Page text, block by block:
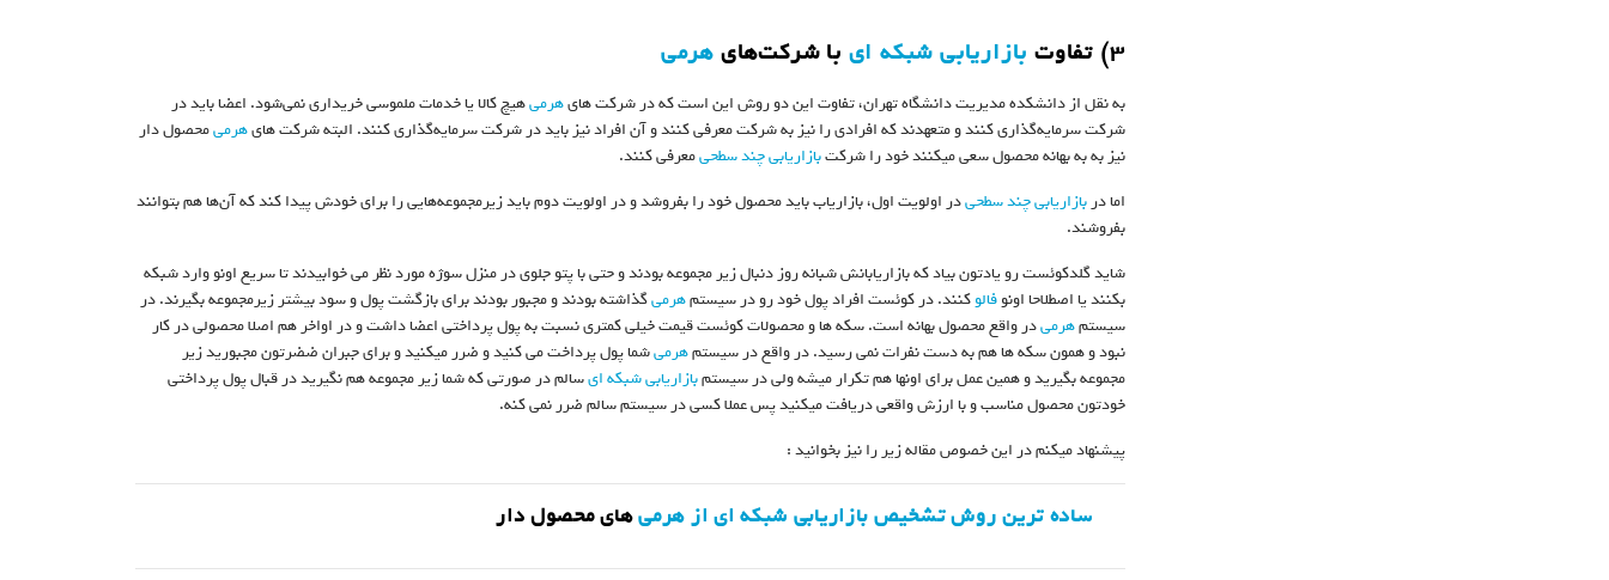
۳) تفاوت بازاریابی شبکه ای با شرکت‌های هرمی
به نقل از دانشکده مدیریت دانشگاه تهران، تفاوت این دو روش این است که در شرکت هایهرمیهیچ کالا یا خدمات ملموسی خریداری نمی‌شود. اعضا باید در
شرکت سرمایه‌گذاری کنند و متعهدند که افرادی را نیز به شرکت معرفی کنند و آن افراد نیز باید در شرکت سرمایه‌گذاری کنند. البته شرکت هایهرمیمحصول دار
نیز به به بهانه محصول سعی میکنند خود را شرکتبازاریابی چند سطحیمعرفی کنند.
اما دربازاریابی چند سطحیدر اولویت اول، بازاریاب باید محصول خود را بفروشد و در اولویت دوم باید زیرمجموعه‌هایی را برای خودش پیدا کند که آن‌ها هم بتوانند
بفروشند.
شاید گلدکوئست رو یادتون بیاد که بازاریابانش شبانه روز دنبال زیر مجموعه بودند و حتی با پتو جلوی در منزل سوژه مورد نظر می خوابیدند تا سریع اونو وارد شبکه
بکنند یا اصطلاحا اونوفالوکنند. در کوئست افراد پول خود رو در سیستمهرمیگذاشته بودند و مجبور بودند برای بازگشت پول و سود بیشتر زیرمجموعه بگیرند. در
سیستمهرمیدر واقع محصول بهانه است. سکه ها و محصولات کوئست قیمت خیلی کمتری نسبت به پول پرداختی اعضا داشت و در اواخر هم اصلا محصولی در کار
نبود و همون سکه ها هم به دست نفرات نمی رسید. در واقع در سیستمهرمیشما پول پرداخت می کنید و ضرر میکنید و برای جبران ضضرتون مجبورید زیر
مجموعه بگیرید و همین عمل برای اونها هم تکرار میشه ولی در سیستمبازاریابی شبکه ایسالم در صورتی که شما زیر مجموعه هم نگیرید در قبال پول پرداختی
خودتون محصول مناسب و با ارزش واقعی دریافت میکنید پس عملا کسی در سیستم سالم ضرر نمی کنه.
پیشنهاد میکنم در این خصوص مقاله زیر را نیز بخوانید :
ساده ترین روش تشخیص بازاریابی شبکه ای ازهرمیهای محصول دار